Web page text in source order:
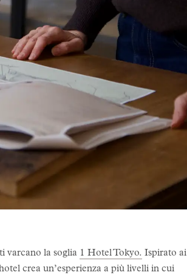
varcano la soglia 1 Hotel Tokyo. Ispirato ai
crea un’esperienza a più livelli in cui